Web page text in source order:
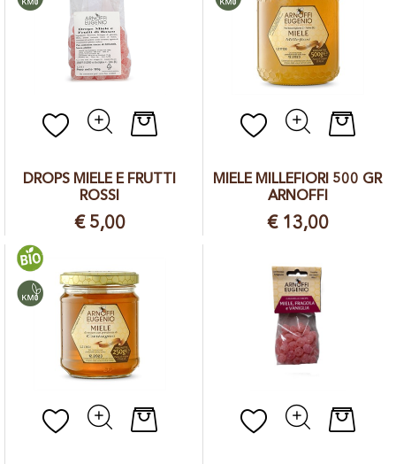
L'azienda si occupa personalmente di tutte le fasi che portano
alla realizzazione del prodotto finale, dalle attività in campo sino
all'estrazione ed il confezionamento del miele, e nel tempo sono
stati realizzati investimenti allo scopo di meccanizzare alcune
operazioni e garantire la costante qualità nel prodotto finale.
Il perseguimento della qualità è quindi l'obiettivo del nostro
lavoro quotidiano. I nostri mieli sono stati più volte insigniti di
riconoscimenti e menzioni speciali per la qualità nell'ambito del
prodotti in provincia di Belluno.
Quantità
DROPS MIELE E FRUTTI
ROSSI
€ 5,00
MIELE MILLEFIORI 500 GR
ARNOFFI
€ 13,00
Quantità